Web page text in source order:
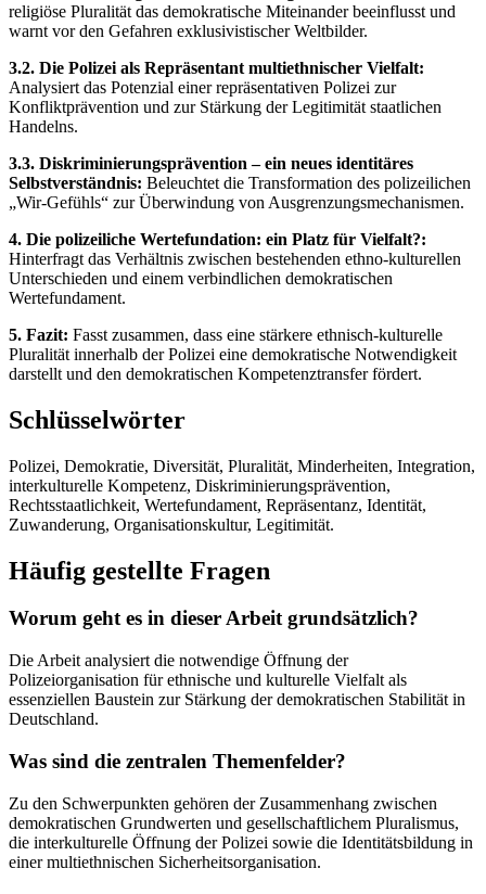
religiöse Pluralität das demokratische Miteinander beeinflusst und
warnt vor den Gefahren exklusivistischer Weltbilder.
3.2. Die Polizei als Repräsentant multiethnischer Vielfalt:
Analysiert das Potenzial einer repräsentativen Polizei zur
Konfliktprävention und zur Stärkung der Legitimität staatlichen
Handelns.
3.3. Diskriminierungsprävention – ein neues identitäres
Selbstverständnis: Beleuchtet die Transformation des polizeilichen
„Wir-Gefühls“ zur Überwindung von Ausgrenzungsmechanismen.
4. Die polizeiliche Wertefundation: ein Platz für Vielfalt?:
Hinterfragt das Verhältnis zwischen bestehenden ethno-kulturellen
Unterschieden und einem verbindlichen demokratischen
Wertefundament.
5. Fazit: Fasst zusammen, dass eine stärkere ethnisch-kulturelle
Pluralität innerhalb der Polizei eine demokratische Notwendigkeit
darstellt und den demokratischen Kompetenztransfer fördert.
Schlüsselwörter
Polizei, Demokratie, Diversität, Pluralität, Minderheiten, Integration,
interkulturelle Kompetenz, Diskriminierungsprävention,
Rechtsstaatlichkeit, Wertefundament, Repräsentanz, Identität,
Zuwanderung, Organisationskultur, Legitimität.
Häufig gestellte Fragen
Worum geht es in dieser Arbeit grundsätzlich?
Die Arbeit analysiert die notwendige Öffnung der
Polizeiorganisation für ethnische und kulturelle Vielfalt als
essenziellen Baustein zur Stärkung der demokratischen Stabilität in
Deutschland.
Was sind die zentralen Themenfelder?
Zu den Schwerpunkten gehören der Zusammenhang zwischen
demokratischen Grundwerten und gesellschaftlichem Pluralismus,
die interkulturelle Öffnung der Polizei sowie die Identitätsbildung in
einer multiethnischen Sicherheitsorganisation.